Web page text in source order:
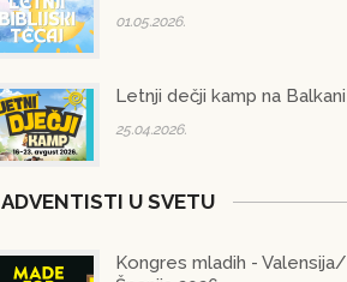
01.05.2026.
Letnji dečji kamp na Balkani
25.04.2026.
ADVENTISTI U SVETU
Kongres mladih - Valensija/